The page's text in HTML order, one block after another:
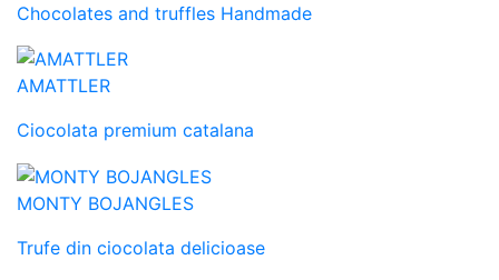
Chocolates and truffles Handmade
AMATTLER
Ciocolata premium catalana
MONTY BOJANGLES
Trufe din ciocolata delicioase